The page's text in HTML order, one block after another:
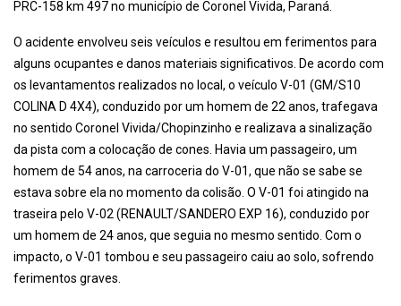
PRC-158 km 497 no município de Coronel Vivida, Paraná.
O acidente envolveu seis veículos e resultou em ferimentos para
alguns ocupantes e danos materiais significativos. De acordo com
os levantamentos realizados no local, o veículo V-01 (GM/S10
COLINA D 4X4), conduzido por um homem de 22 anos, trafegava
no sentido Coronel Vivida/Chopinzinho e realizava a sinalização
da pista com a colocação de cones. Havia um passageiro, um
homem de 54 anos, na carroceria do V-01, que não se sabe se
estava sobre ela no momento da colisão. O V-01 foi atingido na
traseira pelo V-02 (RENAULT/SANDERO EXP 16), conduzido por
um homem de 24 anos, que seguia no mesmo sentido. Com o
impacto, o V-01 tombou e seu passageiro caiu ao solo, sofrendo
ferimentos graves.